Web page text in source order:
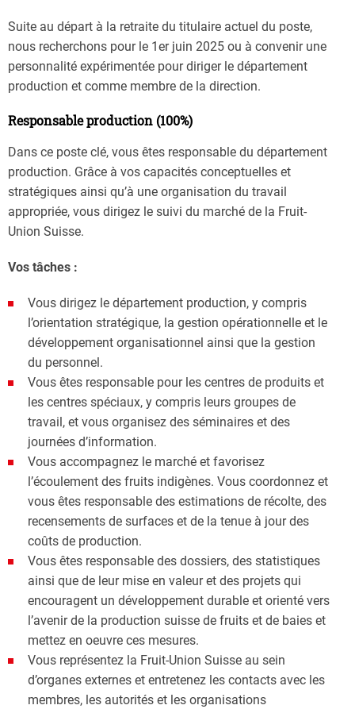
Suite au départ à la retraite du titulaire actuel du poste,
nous recherchons pour le 1er juin 2025 ou à convenir une
personnalité expérimentée pour diriger le département
production et comme membre de la direction.
Responsable production (100%)
Dans ce poste clé, vous êtes responsable du département
production. Grâce à vos capacités conceptuelles et
stratégiques ainsi qu’à une organisation du travail
appropriée, vous dirigez le suivi du marché de la Fruit-
Union Suisse.
Vos tâches :
Vous dirigez le département production, y compris
l’orientation stratégique, la gestion opérationnelle et le
développement organisationnel ainsi que la gestion
du personnel.
Vous êtes responsable pour les centres de produits et
les centres spéciaux, y compris leurs groupes de
travail, et vous organisez des séminaires et des
journées d’information.
Vous accompagnez le marché et favorisez
l’écoulement des fruits indigènes. Vous coordonnez et
vous êtes responsable des estimations de récolte, des
recensements de surfaces et de la tenue à jour des
coûts de production.
Vous êtes responsable des dossiers, des statistiques
ainsi que de leur mise en valeur et des projets qui
encouragent un développement durable et orienté vers
l’avenir de la production suisse de fruits et de baies et
mettez en oeuvre ces mesures.
Vous représentez la Fruit-Union Suisse au sein
d’organes externes et entretenez les contacts avec les
membres, les autorités et les organisations